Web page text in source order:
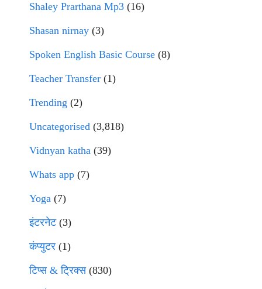
Shaley Prarthana Mp3 (16)
Shasan nirnay (3)
Spoken English Basic Course (8)
Teacher Transfer (1)
Trending (2)
Uncategorised (3,818)
Vidnyan katha (39)
Whats app (7)
Yoga (7)
इंटरनेट(3)
कंप्युटर (1)
टिप्स & ट्रिक्स(830)